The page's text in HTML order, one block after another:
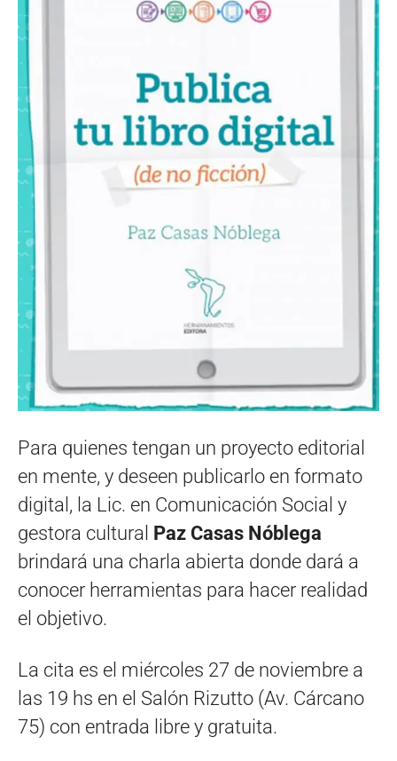
Para quienes tengan un proyecto editorial
en mente, y deseen publicarlo en formato
digital, la Lic. en Comunicación Social y
gestora cultural Paz Casas Nóblega
brindará una charla abierta donde dará a
conocer herramientas para hacer realidad
el objetivo.
La cita es el miércoles 27 de noviembre a
las 19 hs en el Salón Rizutto (Av. Cárcano
75) con entrada libre y gratuita.